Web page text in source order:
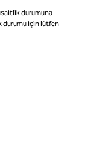
durumuna
durumu için lütfen